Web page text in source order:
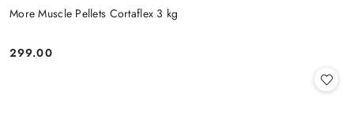
More Muscle Pellets Cortaflex 3 kg
Cena:
299.00